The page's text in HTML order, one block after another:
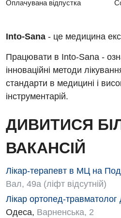
Гематологія
Денний стаціонар
Дерматовенерологія
Дієтологія
Ендокринологія
Кардіологія
Медична психологія
Неврологія
Оплачувана відпустка
Into-Sana - це медицина
Працювати в Into-Sana -
інноваційні методи
стандарти в медицині і
інструментарій.
ДИВИТИСЯ
ВАКАНСІЙ
Лікар-терапевт в МЦ на
Вал, 49а (ліфт відсутній)
Лікар ортопед-
Одеса, Варненська, 2